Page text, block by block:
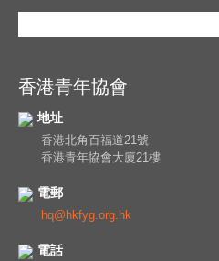
香港青年協會
地址
香港北角百福道21號
香港青年協會大廈21樓
電郵
hq@hkfyg.org.hk
電話